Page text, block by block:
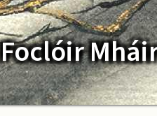
Foclóir